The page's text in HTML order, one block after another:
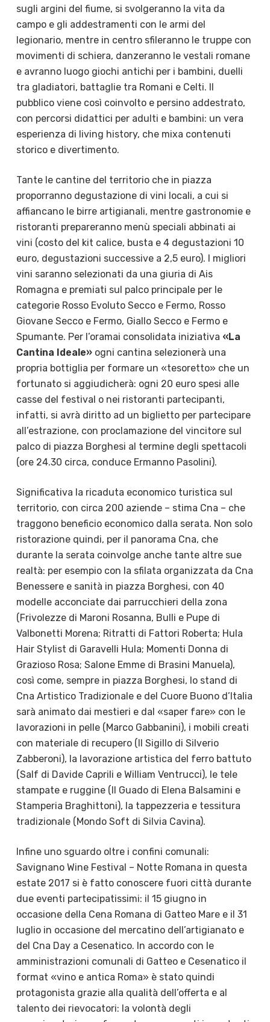
sugli argini del fiume, si svolgeranno la vita da
campo e gli addestramenti con le armi del
legionario, mentre in centro sfileranno le truppe con
movimenti di schiera, danzeranno le vestali romane
e avranno luogo giochi antichi per i bambini, duelli
tra gladiatori, battaglie tra Romani e Celti. Il
pubblico viene così coinvolto e persino addestrato,
con percorsi didattici per adulti e bambini: un vera
esperienza di living history, che mixa contenuti
storico e divertimento.
Tante le cantine del territorio che in piazza
proporranno degustazione di vini locali, a cui si
affiancano le birre artigianali, mentre gastronomie e
ristoranti prepareranno menù speciali abbinati ai
vini (costo del kit calice, busta e 4 degustazioni 10
euro, degustazioni successive a 2,5 euro). I migliori
vini saranno selezionati da una giuria di Ais
Romagna e premiati sul palco principale per le
categorie Rosso Evoluto Secco e Fermo, Rosso
Giovane Secco e Fermo, Giallo Secco e Fermo e
Spumante. Per l’oramai consolidata iniziativa «La
Cantina Ideale»ogni cantina selezionerà una
propria bottiglia per formare un «tesoretto» che un
fortunato si aggiudicherà: ogni 20 euro spesi alle
casse del festival o nei ristoranti partecipanti,
infatti, si avrà diritto ad un biglietto per partecipare
all’estrazione, con proclamazione del vincitore sul
palco di piazza Borghesi al termine degli spettacoli
(ore 24.30 circa, conduce Ermanno Pasolini).
Significativa la ricaduta economico turistica sul
territorio, con circa 200 aziende – stima Cna – che
traggono beneficio economico dalla serata. Non solo
ristorazione quindi, per il panorama Cna, che
durante la serata coinvolge anche tante altre sue
realtà: per esempio con la sfilata organizzata da Cna
Benessere e sanità in piazza Borghesi, con 40
modelle acconciate dai parrucchieri della zona
(Frivolezze di Maroni Rosanna, Bulli e Pupe di
Valbonetti Morena; Ritratti di Fattori Roberta; Hula
Hair Stylist di Garavelli Hula; Momenti Donna di
Grazioso Rosa; Salone Emme di Brasini Manuela),
così come, sempre in piazza Borghesi, lo stand di
Cna Artistico Tradizionale e del Cuore Buono d’Italia
sarà animato dai mestieri e dal «saper fare» con le
lavorazioni in pelle (Marco Gabbanini), i mobili creati
con materiale di recupero (Il Sigillo di Silverio
Zabberoni), la lavorazione artistica del ferro battuto
(Salf di Davide Caprili e William Ventrucci), le tele
stampate e ruggine (Il Guado di Elena Balsamini e
Stamperia Braghittoni), la tappezzeria e tessitura
tradizionale (Mondo Soft di Silvia Cavina).
Infine uno sguardo oltre i confini comunali:
Savignano Wine Festival – Notte Romana in questa
estate 2017 si è fatto conoscere fuori città durante
due eventi partecipatissimi: il 15 giugno in
occasione della Cena Romana di Gatteo Mare e il 31
luglio in occasione del mercatino dell’artigianato e
del Cna Day a Cesenatico. In accordo con le
amministrazioni comunali di Gatteo e Cesenatico il
format «vino e antica Roma» è stato quindi
protagonista grazie alla qualità dell’offerta e al
talento dei rievocatori: la volontà degli